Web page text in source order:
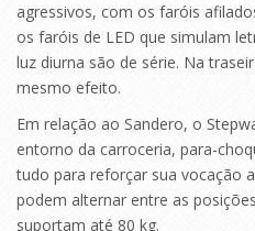
agressivos, com os faróis
os faróis de LED que simulam
luz diurna são de série. Na
mesmo efeito.
Em relação ao Sandero, o
entorno da carroceria, para-
tudo para reforçar sua vocação
podem alternar entre as
suportam até 80 kg.